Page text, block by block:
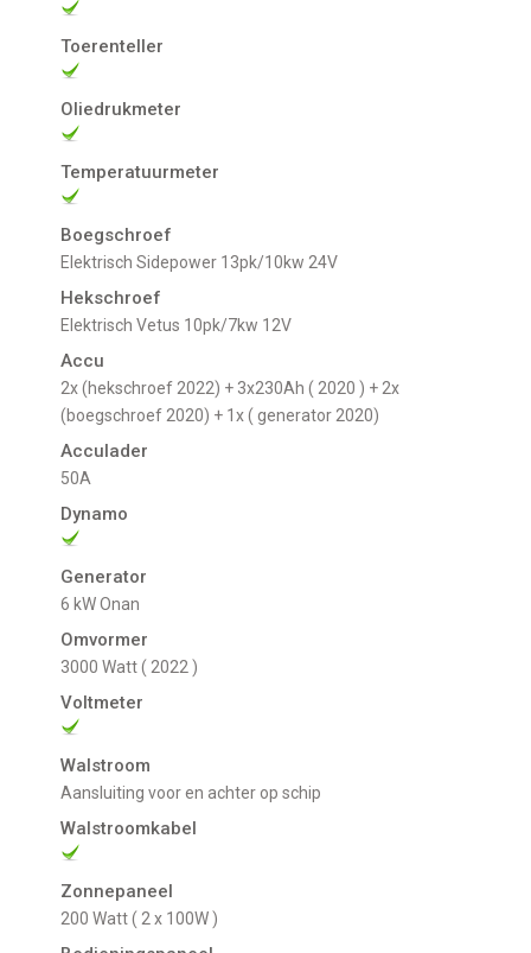
Toerenteller
Oliedrukmeter
Temperatuurmeter
Boegschroef
Elektrisch Sidepower 13pk/10kw 24V
Hekschroef
Elektrisch Vetus 10pk/7kw 12V
Accu
2x (hekschroef 2022) + 3x230Ah ( 2020 ) + 2x
(boegschroef 2020) + 1x ( generator 2020)
Acculader
50A
Dynamo
Generator
6 kW Onan
Omvormer
3000 Watt ( 2022 )
Voltmeter
Walstroom
Aansluiting voor en achter op schip
Walstroomkabel
Zonnepaneel
200 Watt ( 2 x 100W )